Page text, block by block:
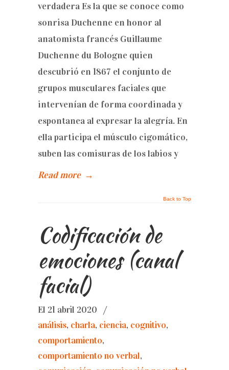
verdadera Es la que se conoce como
sonrisa Duchenne en honor al
anatomista francés Guillaume
Duchenne du Bologne quien
descubrió en 1867 el conjunto de
grupos musculares faciales que
intervenían de forma coordinada y
espontanea al expresar la alegría. En
ella participa el músculo cigomático,
suben las comisuras de los labios y
Read more →
Back to Top
Codificación de
emociones (canal
facial)
El 21 abril 2020
/
análisis, charla, ciencia, cognitivo,
comportamiento,
comportamiento no verbal,